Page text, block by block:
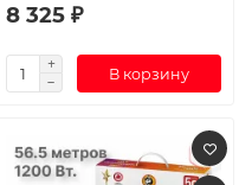
8 325 ₽
В корзину